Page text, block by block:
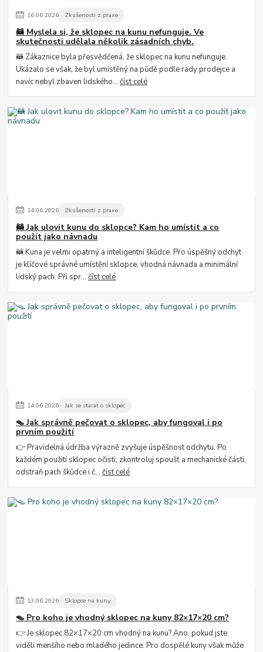
16.06.2026 Zkušenosti z praxe
🦝 Myslela si, že sklopec na kunu nefunguje. Ve
skutečnosti udělala několik zásadních chyb.
🦝 Zákaznice byla přesvědčená, že sklopec na kunu nefunguje.
Ukázalo se však, že byl umístěný na půdě podle rady prodejce a
navíc nebyl zbaven lidského...číst celé
14.06.2026 Zkušenosti z praxe
🦝 Jak ulovit kunu do sklopce? Kam ho umístit a co
použít jako návnadu
🦝 Kuna je velmi opatrný a inteligentní škůdce. Pro úspěšný odchyt
je klíčové správné umístění sklopce, vhodná návnada a minimální
lidský pach. Při spr...číst celé
14.06.2026 Jak se starat o sklopec
🪤 Jak správně pečovat o sklopec, aby fungoval i po
prvním použití
👉 Pravidelná údržba výrazně zvyšuje úspěšnost odchytu. Po
každém použití sklopec očisti, zkontroluj spoušť a mechanické části,
odstraň pach škůdce i č...číst celé
13.06.2026 Sklopce na kuny
🪤 Pro koho je vhodný sklopec na kuny 82×17×20 cm?
👉 Je sklopec 82×17×20 cm vhodný na kunu? Ano, pokud jste
viděli menšího nebo mladého jedince. Pro dospělé kuny však může